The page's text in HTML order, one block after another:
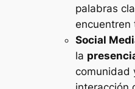
palabras
encuentren
Social
la
comunidad